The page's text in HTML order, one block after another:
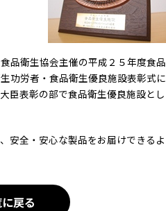
品衛生協会主催の平成２５年度食品
功労者・食品衛生優良施設表彰式に
臣表彰の部で食品衛生優良施設とし
安全・安心な製品をお届けできるよ
戻る